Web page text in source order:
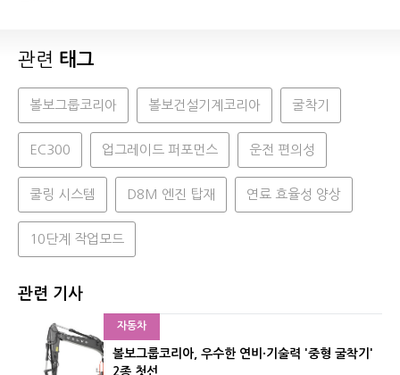
관련 태그
볼보그룹코리아 볼보건설기계코리아 굴착기
EC300 업그레이드 퍼포먼스 운전 편의성
쿨링 시스템 D8M 엔진 탑재 연료 효율성 양상
10단계 작업모드
관련 기사
자동차
볼보그룹코리아, 우수한 연비·기술력 '중형 굴착기'
2종 첫선